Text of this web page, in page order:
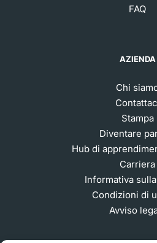
FAQ
AZIENDA
Chi
Stampa
Diventare
Hub di
Carriera
Informativa
Condizioni di
Avviso